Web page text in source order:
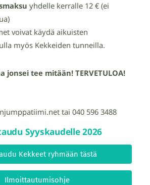
yhdelle kerralle 12 € (ei
voivat käydä aikuisten
myös Kekkeiden tunneilla.
jonsei tee mitään! TERVETULOA!
tai 040 596 3488
Syyskaudelle 2026
Kekkeet ryhmään tästä
Ilmoittautumisohje